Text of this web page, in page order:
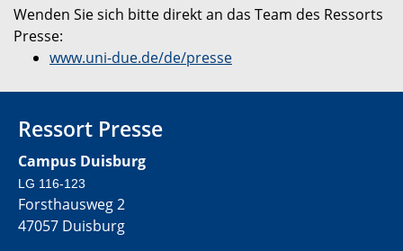
Wenden Sie sich bitte direkt an das Team des Ressorts
Presse:
www.uni-due.de/de/presse
Ressort Presse
Campus Duisburg
LG 116-123
Forsthausweg 2
47057 Duisburg